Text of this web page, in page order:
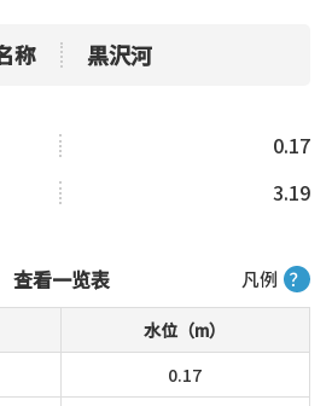
称 黒沢河
0.17
3.19
凡例 ？
查看一览表
水位（m）
0.17